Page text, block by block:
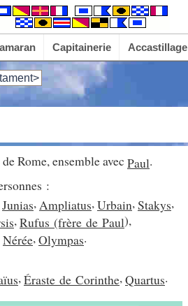
Capitainerie Accastillage
Rome, ensemble avec Paul.
:
Junias,Ampliatus,Urbain,Stakys,
,Rufus (frère de Paul),
Nérée,Olympas.
,Éraste de Corinthe,Quartus.